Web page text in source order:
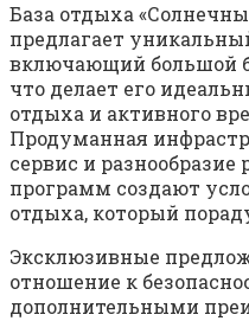
База отдыха
предлагает
включающий большой
что делает его
отдыха и активного
Продуманная
сервис и разнообразие
программ создают
отдыха, который
Эксклюзивные
отношение к
дополнительными